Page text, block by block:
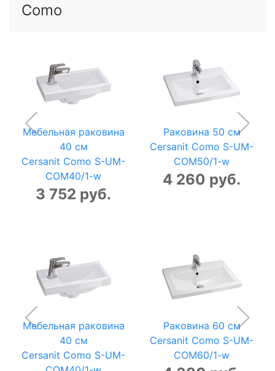
Como
Мебельная раковина
40 см
Cersanit Como S-UM-
COM40/1-w
3 752 руб.
Раковина 50 см
Cersanit Como S-UM-
COM50/1-w
4 260 руб.
Мебельная раковина
40 см
Cersanit Como S-UM-
Раковина 60 см
Cersanit Como S-UM-
COM60/1-w